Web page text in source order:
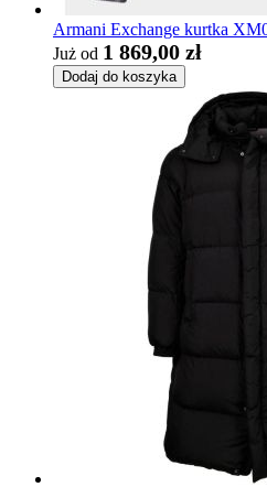
Armani Exchange kurtka
Już od 1 869,00 zł
Dodaj do koszyka